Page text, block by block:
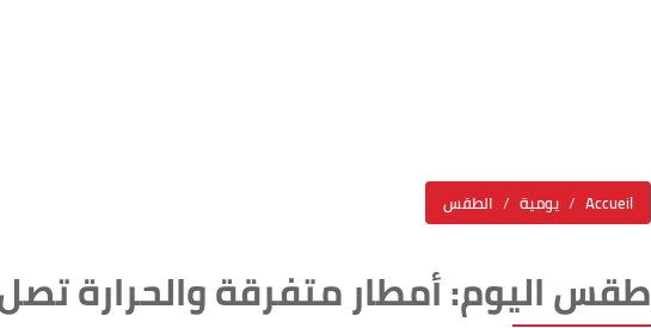
الطقس يومية Accueil
طقس اليوم: أمطار متفرقة والحرارة تصل إلى